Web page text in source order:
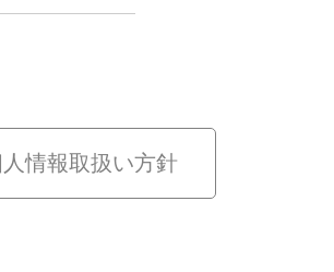
情報取扱い方針